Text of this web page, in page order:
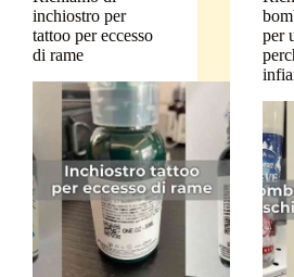
inchiostro per
tattoo per eccesso
di rame
per